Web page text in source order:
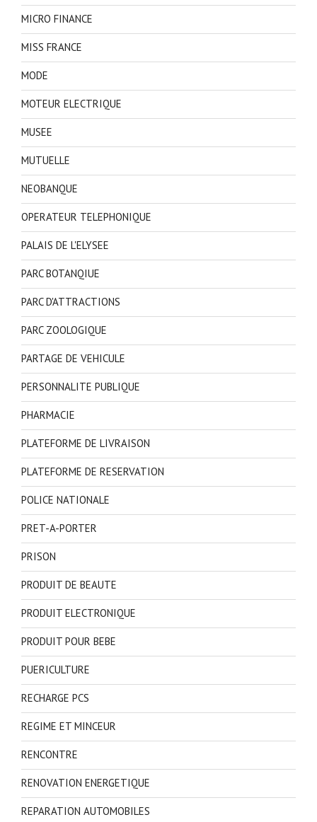
MICRO FINANCE
MISS FRANCE
MODE
MOTEUR ELECTRIQUE
MUSEE
MUTUELLE
NEOBANQUE
OPERATEUR TELEPHONIQUE
PALAIS DE L'ELYSEE
PARC BOTANQIUE
PARC D'ATTRACTIONS
PARC ZOOLOGIQUE
PARTAGE DE VEHICULE
PERSONNALITE PUBLIQUE
PHARMACIE
PLATEFORME DE LIVRAISON
PLATEFORME DE RESERVATION
POLICE NATIONALE
PRET-A-PORTER
PRISON
PRODUIT DE BEAUTE
PRODUIT ELECTRONIQUE
PRODUIT POUR BEBE
PUERICULTURE
RECHARGE PCS
REGIME ET MINCEUR
RENCONTRE
RENOVATION ENERGETIQUE
REPARATION AUTOMOBILES